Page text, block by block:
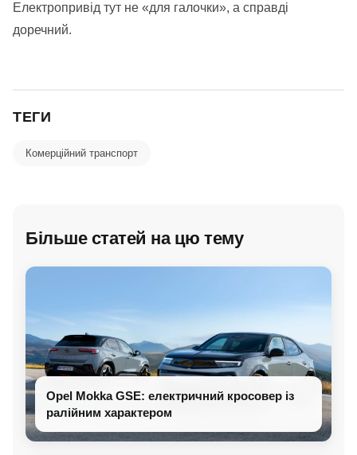
Електропривід тут не «для галочки», а справді
доречний.
ТЕГИ
Комерційний транспорт
Більше статей на цю тему
Opel Mokka GSE: електричний кросовер із
ралійним характером